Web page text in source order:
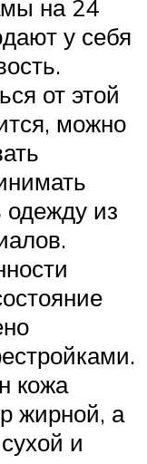
на 24
у себя
от этой
можно
одежду из
кожа
жирной, а
и